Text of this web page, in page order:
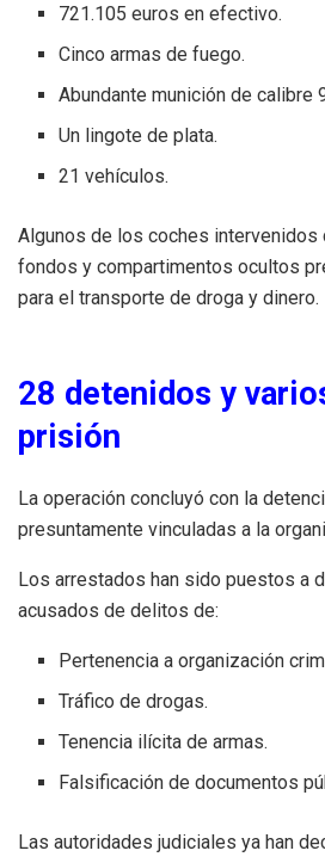
721.105 euros en efectivo.
Cinco armas de fuego.
Abundante munición de calibre
Un lingote de plata.
21 vehículos.
Algunos de los coches intervenidos
fondos y compartimentos ocultos
para el transporte de droga y dinero.
28 detenidos y
prisión
La operación concluyó con la
presuntamente vinculadas a la
Los arrestados han sido puestos a
acusados de delitos de:
Pertenencia a organización
Tráfico de drogas.
Tenencia ilícita de armas.
Falsificación de documentos
Las autoridades judiciales ya han